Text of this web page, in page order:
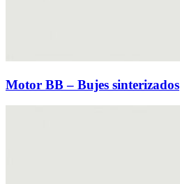
Motor BB – Bujes sinterizados